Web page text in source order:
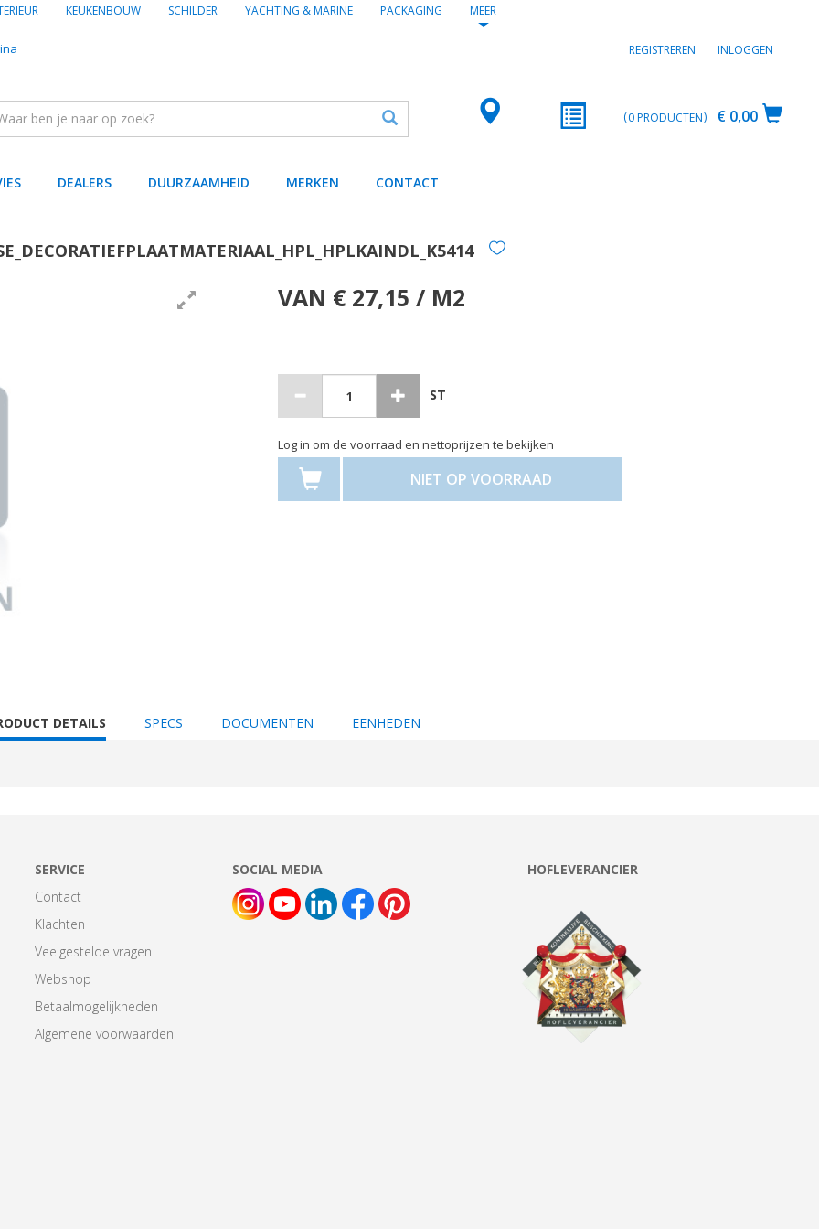
KEUKENBOUW SCHILDER YACHTING & MARINE PACKAGING MEER
REGISTREREN INLOGGEN
€ 0,00
0PRODUCTEN
DEALERS DUURZAAMHEID MERKEN CONTACT
VAN € 27,15 / M2
ST
Log in om de voorraad en nettoprijzen te bekijken
NIET OP VOORRAAD
DETAILS SPECS DOCUMENTEN EENHEDEN
SERVICE
Contact
Klachten
Veelgestelde vragen
Webshop
Betaalmogelijkheden
Algemene voorwaarden
SOCIAL MEDIA HOFLEVERANCIER